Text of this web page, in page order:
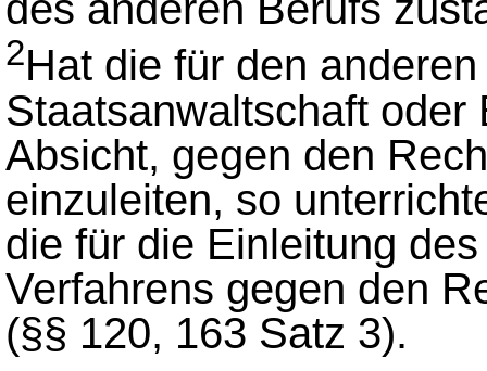
2Hat die für den
Staatsanwaltschaft
Absicht, gegen den
einzuleiten, so
die für die Einleitung
Verfahrens gegen den
(§§ 120, 163 Satz 3).